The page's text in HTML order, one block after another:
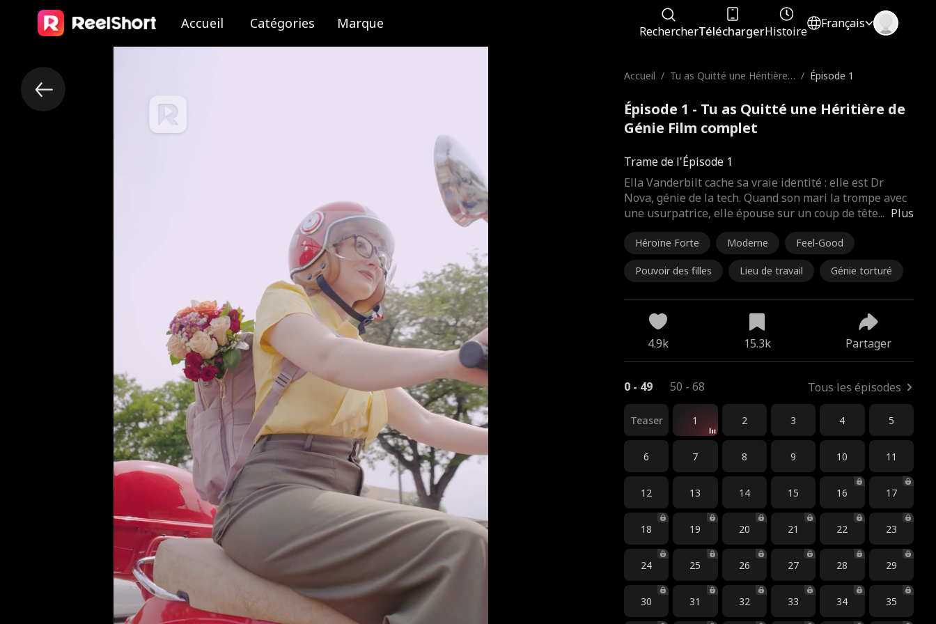
Accueil Catégories Marque RechercherTéléchargerHistoire
Français
Accueil / Tu as Quitté une Héritière
/ Épisode 1
Épisode 1 - Tu as Quitté une Héritière de
Génie Film complet
Trame de l'Épisode 1
Plus
Ella Vanderbilt cache sa vraie identité : elle est Dr
Nova, génie de la tech. Quand son mari la trompe avec
une usurpatrice, elle épouse sur un coup de tête...
Héroïne Forte Moderne Feel-Good
Pouvoir des filles Lieu de travail Génie torturé
4.9k 15.3k Partager
0 - 49 50 - 68 Tous les épisodes
Teaser 1 2 3 4 5
6 7 8 9 10 11
12 13 14 15 16 17
18 19 20 21 22 23
24 25 26 27 28 29
30 31 32 33 34 35